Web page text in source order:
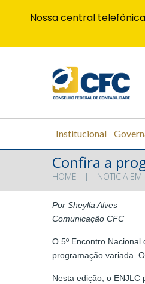
Institucional
Confira a
HOME NOTICIA EM
Por Sheylla Alves
Comunicação CFC
O 5º Encontro
programação variada.
Nesta edição, o
Nossa central